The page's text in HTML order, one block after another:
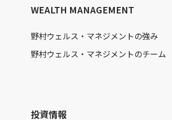
WEALTH MANAGEMENT
野村ウェルス・マネジメントの強み
野村ウェルス・マネジメントのチーム
投資情報